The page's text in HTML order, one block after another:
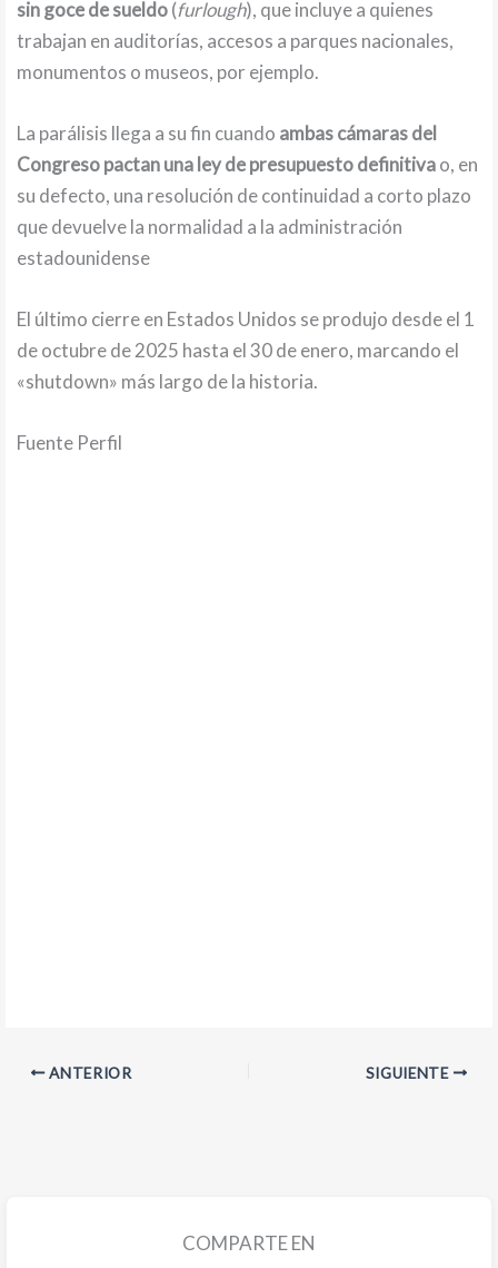
sin goce de sueldo(furlough), que incluye a quienes
trabajan en auditorías, accesos a parques nacionales,
monumentos o museos, por ejemplo.
La parálisis llega a su fin cuando ambas cámaras del
Congreso pactan una ley de presupuesto definitivao, en
su defecto, una resolución de continuidad a corto plazo
que devuelve la normalidad a la administración
estadounidense
El último cierre en Estados Unidos se produjo desde el 1
de octubre de 2025 hasta el 30 de enero, marcando el
«shutdown» más largo de la historia.
Fuente Perfil
ANTERIOR SIGUIENTE
COMPARTE EN